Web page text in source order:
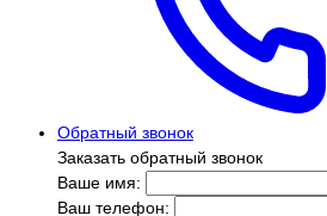
Обратный звонок
Заказать обратный звонок
Ваше имя:
Ваш телефон: